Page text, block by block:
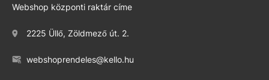
Webshop központi raktár címe
2225 Üllő, Zöldmező út. 2.
webshoprendeles@kello.hu